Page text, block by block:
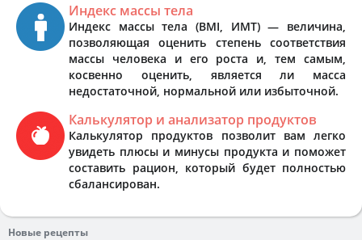
Индекс массы тела
Индекс массы тела (BMI, ИМТ) — величина,
позволяющая оценить степень соответствия
массы человека и его роста и, тем самым,
косвенно оценить, является ли масса
недостаточной, нормальной или избыточной.
Калькулятор и анализатор продуктов
Калькулятор продуктов позволит вам легко
увидеть плюсы и минусы продукта и поможет
составить рацион, который будет полностью
сбалансирован.
Новые рецепты